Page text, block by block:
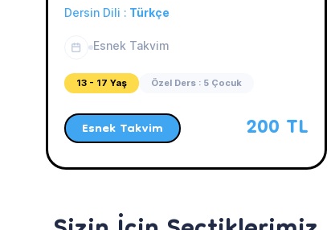
Dersin Dili : Türkçe
Esnek Takvim
13 - 17 Yaş Özel Ders : 5 Çocuk
Esnek Takvim 200 TL